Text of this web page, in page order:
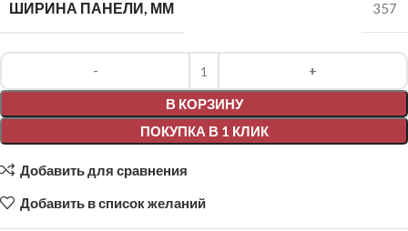
ШИРИНА ПАНЕЛИ, ММ 357
В КОРЗИНУ
ПОКУПКА В 1 КЛИК
Alternative:
Добавить для сравнения
Добавить в список желаний